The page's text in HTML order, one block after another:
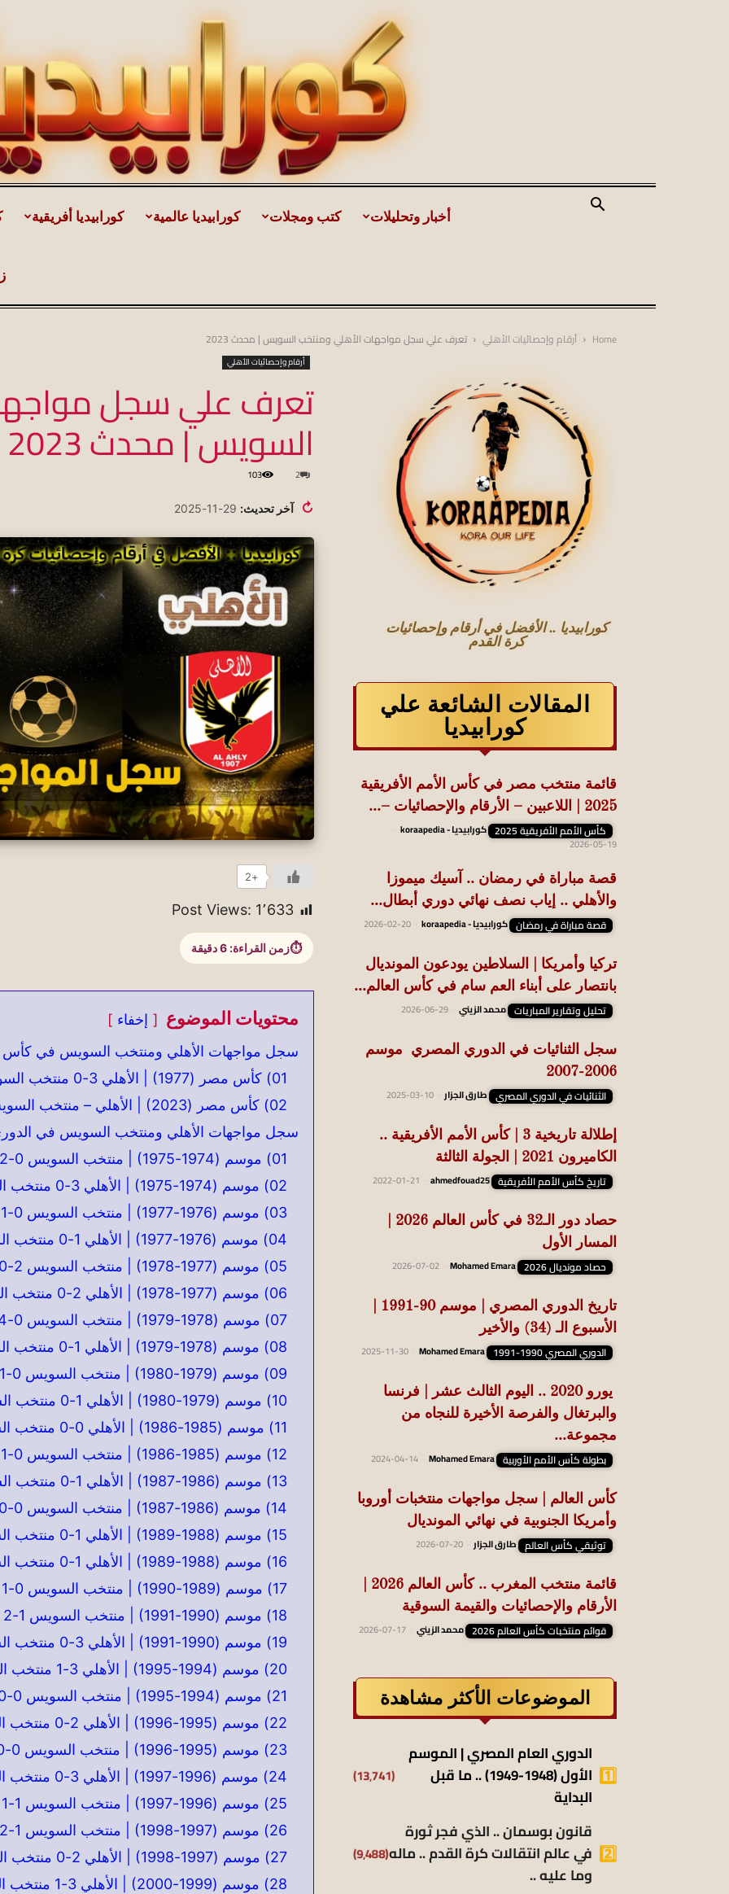
koraapedia
كورابيديا أفريقية كورابيديا عالمية كتب ومجلات أخبار وتحليلات
Home أرقام وإحصائيات الأهلي تعرف علي سجل مواجهات الأهلي ومنتخب السويس | محدث 2023
أرقام وإحصائيات الأهلي
تعرف علي سجل
السويس | محدث 2023
2
103
↻ آخر تحديث: 29-11-2025
+2
Post Views: 1٬633
زمن القراءة: 6دقيقة
محتويات الموضوع
إخفاء
سجل مواجهات الأهلي ومنتخب السويس في
01) كأس مصر (1977) | الأهلي 3-0 منتخب السويس | 09 مايو 1977
02) كأس مصر (2023) | الأهلي – منتخب السويس | 25 يونيو 2023
سجل مواجهات الأهلي ومنتخب السويس في
01) موسم (1974-1975) | منتخب السويس 0-2 الأهلي | 07 سبتمبر 1974
02) موسم (1974-1975) | الأهلي 3-0 منتخب السويس | 20 ديسمبر 1974
03) موسم (1976-1977) | منتخب السويس 0-1 الأهلي | 07 ديسمبر 1976
04) موسم (1976-1977) | الأهلي 1-0 منتخب السويس | 12 فبراير 1977
05) موسم (1977-1978) | منتخب السويس 2-0 الأهلي | 09 يناير 1978
06) موسم (1977-1978) | الأهلي 2-0 منتخب السويس | 06 فبراير 1978
07) موسم (1978-1979) | منتخب السويس 0-4 الأهلي | 22 أكتوبر 1978
08) موسم (1978-1979) | الأهلي 1-0 منتخب السويس | 28 يناير 1979
09) موسم (1979-1980) | منتخب السويس 0-1 الأهلي | 10 نوفمبر 1979
10) موسم (1979-1980) | الأهلي 1-0 منتخب السويس | 09 مايو 1980
11) موسم (1985-1986) | الأهلي 0-0 منتخب السويس | 08 نوفمبر 1985
12) موسم (1985-1986) | منتخب السويس 0-1 الأهلي | 09 يونيو 1976
13) موسم (1986-1987) | الأهلي 1-0 منتخب السويس | 11 نوفمبر 1986
14) موسم (1986-1987) | منتخب السويس 0-0 الأهلي | 23 يناير 1987
15) موسم (1988-1989) | الأهلي 1-0 منتخب السويس | 20 نوفمبر 1988
16) موسم (1988-1989) | الأهلي 1-0 منتخب السويس | 19 مارس 1989
17) موسم (1989-1990) | منتخب السويس 0-1 الأهلي | 13 سبتمبر 1990 (ملغي)
18) موسم (1990-1991) | منتخب السويس 1-2 الأهلي | 13 سبتمبر 1990
19) موسم (1990-1991) | الأهلي 3-0 منتخب السويس | 29 مارس 1991
20) موسم (1994-1995) | الأهلي 3-1 منتخب السويس | 28 أكتوبر 1994
21) موسم (1994-1995) | منتخب السويس 0-0 الأهلي | 22 فبراير 1995
22) موسم (1995-1996) | الأهلي 2-0 منتخب السويس | 17 أكتوبر 1995
23) موسم (1995-1996) | منتخب السويس 0-0 الأهلي | 17 مارس 1996
24) موسم (1996-1997) | الأهلي 3-0 منتخب السويس | 04 ديسمبر 1996
25) موسم (1996-1997) | منتخب السويس 1-1 الأهلي | 16 أبريل 1997
26) موسم (1997-1998) | منتخب السويس 1-2 الأهلي | 28 ديسمبر 1997
27) موسم (1997-1998) | الأهلي 2-0 منتخب السويس | 19 مايو 1998
28) موسم (1999-2000) | الأهلي 3-1 منتخب السويس | 19 مايو 1998
كورابيديا .. الأفضل في أرقام وإحصائيات
كرة القدم
المقالات الشائعة علي
كورابيديا
قائمة منتخب مصر في كأس الأمم الأفريقية
2025 | اللاعبين – الأرقام والإحصائيات –...
كأس الأمم الأفريقية 2025 كورابيديا - koraapedia
2026-05-19
قصة مباراة في رمضان .. آسيك ميموزا
والأهلي .. إياب نصف نهائي دوري أبطال...
قصة مباراة في رمضان كورابيديا - koraapedia 2026-02-20
تركيا وأمريكا | السلاطين يودعون المونديال
بانتصار على أبناء العم سام في كأس العالم...
تحليل وتقارير المباريات محمد الزيني 2026-06-29
سجل الثنائيات في الدوري المصري موسم
2006-2007
الثنائيات في الدوري المصري طارق الجزار 2025-03-10
إطلالة تاريخية 3 | كأس الأمم الأفريقية ..
الكاميرون 2021 | الجولة الثالثة
تاريخ كأس الأمم الأفريقية ahmedfouad25
2022-01-21
المسار الأول
حصاد مونديال 2026 Mohamed Emara
2026-07-02
الأسبوع الـ (34) والأخير
الدوري المصري 1990-1991 Mohamed Emara
2025-11-30
يورو 2020 .. اليوم الثالث عشر | فرنسا
والبرتغال والفرصة الأخيرة للنجاه من
مجموعة...
بطولة كأس الأمم الأوربية Mohamed Emara
2024-04-14
كأس العالم | سجل مواجهات منتخبات أوروبا
وأمريكا الجنوبية في نهائي المونديال
توثيقي كأس العالم طارق الجزار 2026-07-20
الأرقام والإحصائيات والقيمة السوقية
قوائم منتخبات كأس العالم 2026 محمد الزيني 2026-07-17
الموضوعات الأكثر مشاهدة
الدوري العام المصري | الموسم
الأول (1948-1949) .. ما قبل
البداية
(13٬741)
قانون بوسمان .. الذي فجر ثورة
في عالم انتقالات كرة القدم .. ماله
وما عليه ..
(9٬488)